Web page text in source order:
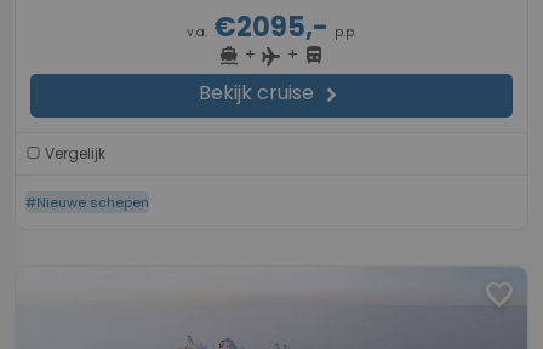
v.a. €2095,- p.p.
directions_boat + flight + directions_bus
Bekijk cruise chevron_right
Vergelijk
#Nieuwe schepen
favorite